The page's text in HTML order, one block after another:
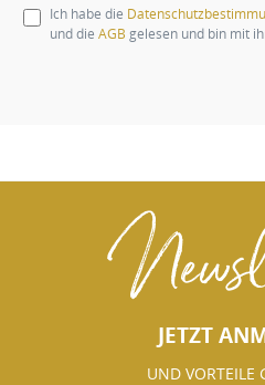
Ich habe die
und die AGB gelesen und bin mit
JETZT
UND VORTEILE